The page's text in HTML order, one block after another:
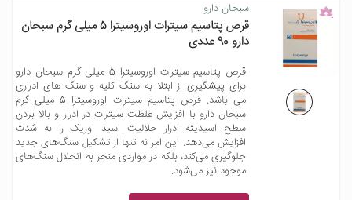
سبحان دارو
قرص پتاسیم سیترات اوروسیترا 5 میلی گرم سبحان
دارو 90 عددی
قرص پتاسیم سیترات اوروسیترا 5 میلی گرم سبحان دارو
برای پیشگیری از ابتلا به سنگ کلیه و سنگ های ادراری
می باشد. قرص پتاسیم سیترات اوروسیترا 5 میلی گرم
سبحان دارو با افزایش غلظت سیترات در ادرار و بالا بردن
سطح اسیدیته ادرار حلالیت اسید اوریک را به شدت
افزایش می‌دهد. این امر نه تنها از تشکیل سنگ‌های جدید
جلوگیری می‌کند، بلکه در مواردی منجر به انحلال سنگ‌های
موجود نیز می‌شود.